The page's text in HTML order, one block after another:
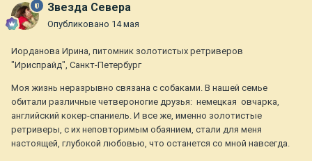
Звезда Севера
Опубликовано 14 мая
Иорданова Ирина, питомник золотистых ретриверов
"Ириспрайд", Санкт-Петербург
Моя жизнь неразрывно связана с собаками. В нашей семье
обитали различные четвероногие друзья: немецкая овчарка,
английский кокер-спаниель. И все же, именно золотистые
ретриверы, с их неповторимым обаянием, стали для меня
настоящей, глубокой любовью, что останется со мной навсегда.